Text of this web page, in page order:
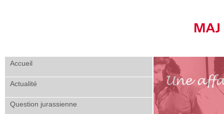
Accueil
Actualité
Question jurassienne